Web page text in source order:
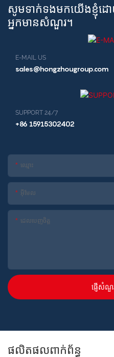
សូមទាក់ទងមកយើងខ្ញុំដ
អ្នកមានសំណួរ។
E-MAIL US
sales@hongzhougroup.com
SUPPORT 24/7
+86 15915302402
ឈ្មោះ
អ៊ីមែល
ដេលបេញចិត្ដ
ផ្ញើសំណួ
ផលិតផលពាក់ព័ន្ធ